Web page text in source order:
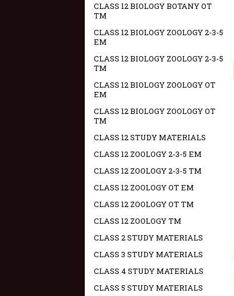
CLASS 12 BIOLOGY BOTANY OT
TM
CLASS 12 BIOLOGY ZOOLOGY 2-3-5
EM
CLASS 12 BIOLOGY ZOOLOGY 2-3-5
TM
CLASS 12 BIOLOGY ZOOLOGY OT
EM
CLASS 12 BIOLOGY ZOOLOGY OT
TM
CLASS 12 STUDY MATERIALS
CLASS 12 ZOOLOGY 2-3-5 EM
CLASS 12 ZOOLOGY 2-3-5 TM
CLASS 12 ZOOLOGY OT EM
CLASS 12 ZOOLOGY OT TM
CLASS 12 ZOOLOGY TM
CLASS 2 STUDY MATERIALS
CLASS 3 STUDY MATERIALS
CLASS 4 STUDY MATERIALS
CLASS 5 STUDY MATERIALS